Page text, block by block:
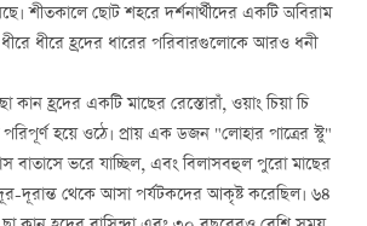
শীতকালে ছোট শহরে দর্শনার্থীদের একটি অবিরাম
ধীরে হ্রদের ধারের পরিবারগুলোকে আরও ধনী
কান হ্রদের একটি মাছের রেস্তোরাঁ, ওয়াং চিয়া চি
পরিপূর্ণ হয়ে ওঠে। প্রায় এক ডজন "লোহার পাত্রের স্টু"
বাতাসে ভরে যাচ্ছিল, এবং বিলাসবহুল পুরো মাছের
দূরান্ত থেকে আসা পর্যটকদের আকৃষ্ট করেছিল। ৬৪